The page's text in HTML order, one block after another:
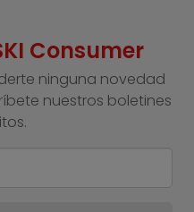
Consumer
ninguna novedad
nuestros boletines